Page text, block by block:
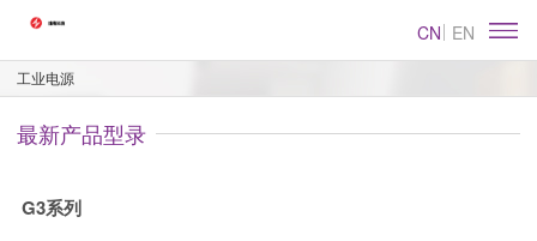
CN EN
工业电源
最新产品型录
G3系列